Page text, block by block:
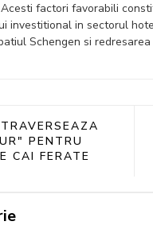
factori favorabili
investitional in sectorul
Schengen si
PENTRU
CAI FERATE